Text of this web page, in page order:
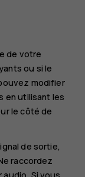
de votre
ou si le
modifier
en utilisant les
le côté de
de sortie,
raccordez